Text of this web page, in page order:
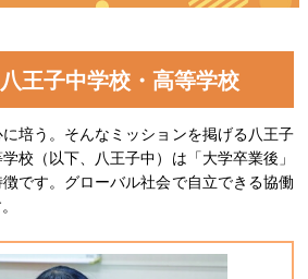
王子中学校・高等学校
培う。そんなミッションを掲げる八王子
校（以下、八王子中）は「大学卒業後」
です。グローバル社会で自立できる協働